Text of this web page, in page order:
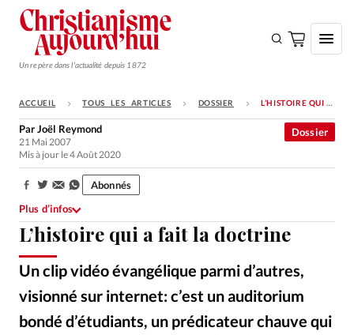
Un repère dans l'actualité depuis 1872
S'ABONNER
Monde
Opinions
Tous les articles
Faire un don
Emploi
Se connecter
ACCUEIL TOUS LES ARTICLES DOSSIER L’HISTOIRE QUI A FAIT LA DOCTRINE
L’histoire qui a fait la doctrine
Un clip vidéo évangélique parmi d’autres,
visionné sur internet: c’est un auditorium
bondé d’étudiants, un prédicateur chauve qui
Dossier
ParJoël Reymond
21 Mai 2007
Mis à jour le 4 Août 2020
Partager:
Abonnés
Plus d’infos